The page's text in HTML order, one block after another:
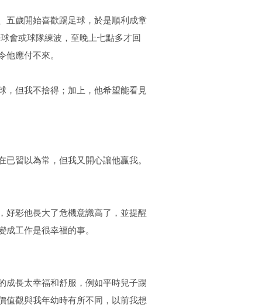
五歲開始喜歡踢足球，於是順利成章
會或球隊練波，至晚上七點多才回
應付不來。
，但我不捨得；加上，他希望能看見
習以為常，但我又開心讓他贏我。
好彩他長大了危機意識高了，並提醒
工作是很幸福的事。
成長太幸福和舒服，例如平時兒子踢
值觀與我年幼時有所不同，以前我想